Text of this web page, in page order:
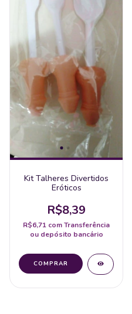
Kit Talheres Divertidos
Eróticos
R$8,39
R$6,71 comTransferência
ou depósito bancário